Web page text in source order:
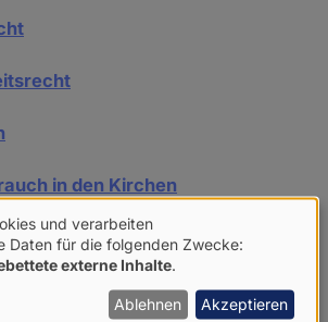
in den Kirchen
und verarbeiten
Daten für die folgenden Zwecke:
externe Inhalte
Ablehnen Akzeptieren